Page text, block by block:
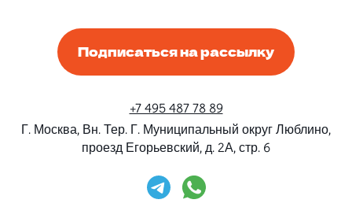
Подписаться на рассылку
+7 495 487 78 89
Г. Москва, Вн. Тер. Г. Муниципальный округ Люблино,
проезд Егорьевский, д. 2А, стр. 6